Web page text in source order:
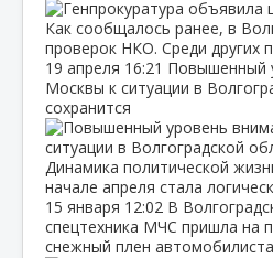
Как сообщалось ранее, в
проверок НКО. Среди других
19 апреля 16:21 Повышенный
Москвы к ситуации в
сохранится
Динамика политической
начале апреля стала
15 января 12:02 В
спецтехника МЧС пришла на
снежный плен